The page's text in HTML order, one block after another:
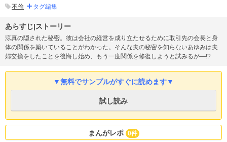
不倫 タグ編集
あらすじ|ストーリー
涼真の隠された秘密。彼は会社の経営を成り立たせるために取引先の会長と身
体の関係を築いていることがわかった。そんな夫の秘密を知らないあゆみは夫
婦交換をしたことを後悔し始め、もう一度関係を修復しようと試みるが―!?
▼無料でサンプルがすぐに読めます▼
試し読み
まんがレポ 0件